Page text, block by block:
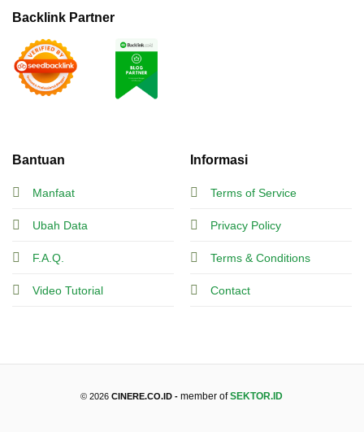
Bantuan
Manfaat
Ubah Data
F.A.Q.
Video Tutorial
Informasi
Terms of Service
Privacy Policy
Terms & Conditions
Contact
Backlink Partner
© 2026CINERE.CO.ID -member ofSEKTOR.ID